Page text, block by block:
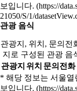
보입니다. (https://
21050/S/1/
관광 음식
관광지, 위치, 문의전
지로 구성된 관광 음
관광지 위치 문의전화
* 해당 정보는 서울
보입니다. (https://